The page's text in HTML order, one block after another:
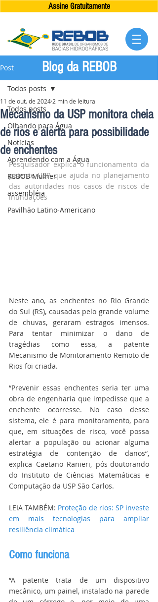
Assine Gratuitamente
Post
Todos posts
Olhando para Água
Notícias
Aprendendo com a Água
REBOB Mulher
assembléia
Pavilhão Latino-Americano
Todos posts
Mecanismo da USP monitora cheia
de rios e alerta para possibilidade
de enchentes
11 de out. de 2024 2 min de leitura
Pesquisador explica o funcionamento da
patente USP que ajuda no planejamento
das autoridades nos casos de riscos de
inundações
Neste ano, as enchentes no Rio Grande
do Sul (RS), causadas pelo grande volume
de chuvas, geraram estragos imensos.
Para tentar minimizar o dano de
tragédias como essa, a patente
Mecanismo de Monitoramento Remoto de
Rios foi criada.
“Prevenir essas enchentes seria ter uma
obra de engenharia que impedisse que a
enchente ocorresse. No caso desse
sistema, ele é para monitoramento, para
que, em situações de risco, você possa
alertar a população ou acionar alguma
estratégia de contenção de danos“,
explica Caetano Ranieri, pós-doutorando
do Instituto de Ciências Matemáticas e
Computação da USP São Carlos.
LEIA TAMBÉM: Proteção de rios: SP investe
em mais tecnologias para ampliar
resiliência climática
Como funciona
“A patente trata de um dispositivo
mecânico, um painel, instalado na parede
Blog da REBOB